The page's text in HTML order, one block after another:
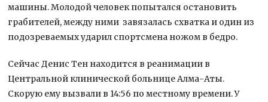
машины. Молодой человек попытался остановить
грабителей, между ними завязалась схватка и один из
подозреваемых ударил спортсмена ножом в бедро.
Сейчас Денис Тен находится в реанимации в
Центральной клинической больнице Алма-Аты.
Скорую ему вызвали в 14:56 по местному времени. У